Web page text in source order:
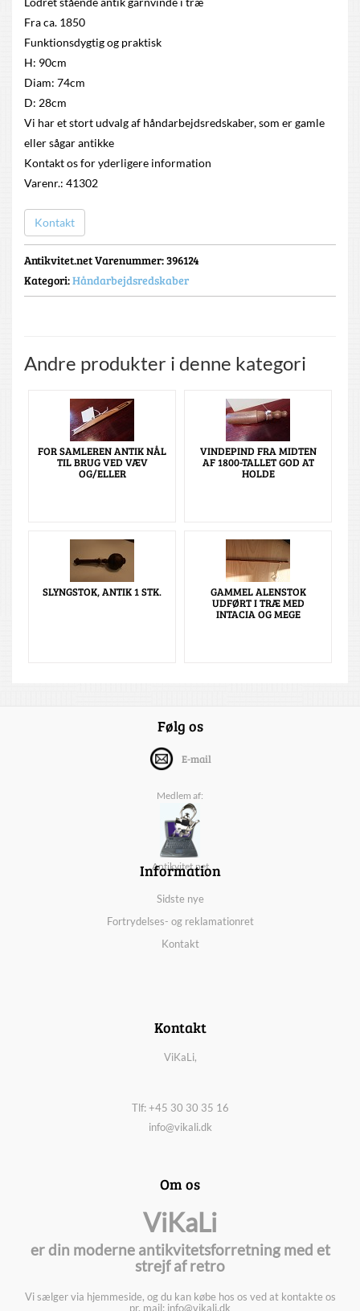
Fra ca. 1850
Funktionsdygtig og praktisk
H: 90cm
Diam: 74cm
D: 28cm
Vi har et stort udvalg af håndarbejdsredskaber, som er gamle
eller sågar antikke
Kontakt os for yderligere information
Varenr.: 41302
Kontakt
Antikvitet.net Varenummer: 396124
Kategori:Håndarbejdsredskaber
Andre produkter i denne kategori
FOR SAMLEREN ANTIK NÅL
TIL BRUG VED VÆV
OG/ELLER
VINDEPIND FRA MIDTEN
AF 1800-TALLET GOD AT
HOLDE
SLYNGSTOK, ANTIK 1 STK. GAMMEL ALENSTOK
UDFØRT I TRÆ MED
INTACIA OG MEGE
Følg os
E-mail
Medlem af:
Antikvitet.net
Information
Sidste nye
Fortrydelses- og reklamationret
Kontakt
Kontakt
ViKaLi,
Tlf: +45 30 30 35 16
info@vikali.dk
Om os
ViKaLi
er din moderne antikvitetsforretning med et
strejf af retro
Vi sælger via hjemmeside, og du kan købe hos os ved at kontakte os
pr. mail: info@vikali.dk